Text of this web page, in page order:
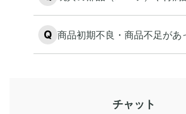
Q 商品初期不良・商品不足があ
チャット